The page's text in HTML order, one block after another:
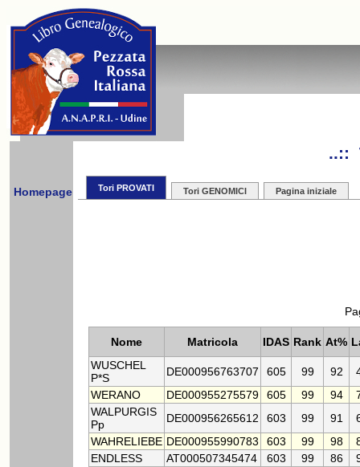
Homepage
..::
Tori PROVATI Tori GENOMICI Pagina iniziale
Nome Matricola IDAS Rank At%
WUSCHEL
P*S
DE000956763707 605 99 92
WERANO
DE000955275579 605 99 94
WALPURGIS
Pp
DE000956265612 603 99 91
WAHRELIEBE DE000955990783 603 99 98
ENDLESS
AT000507345474 603 99 86